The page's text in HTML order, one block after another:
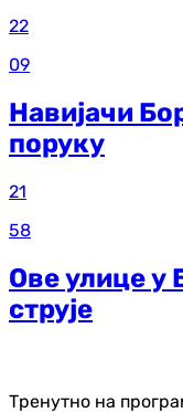
22
09
Навијачи
поруку
21
58
Ове улице у
струје
Тренутно на